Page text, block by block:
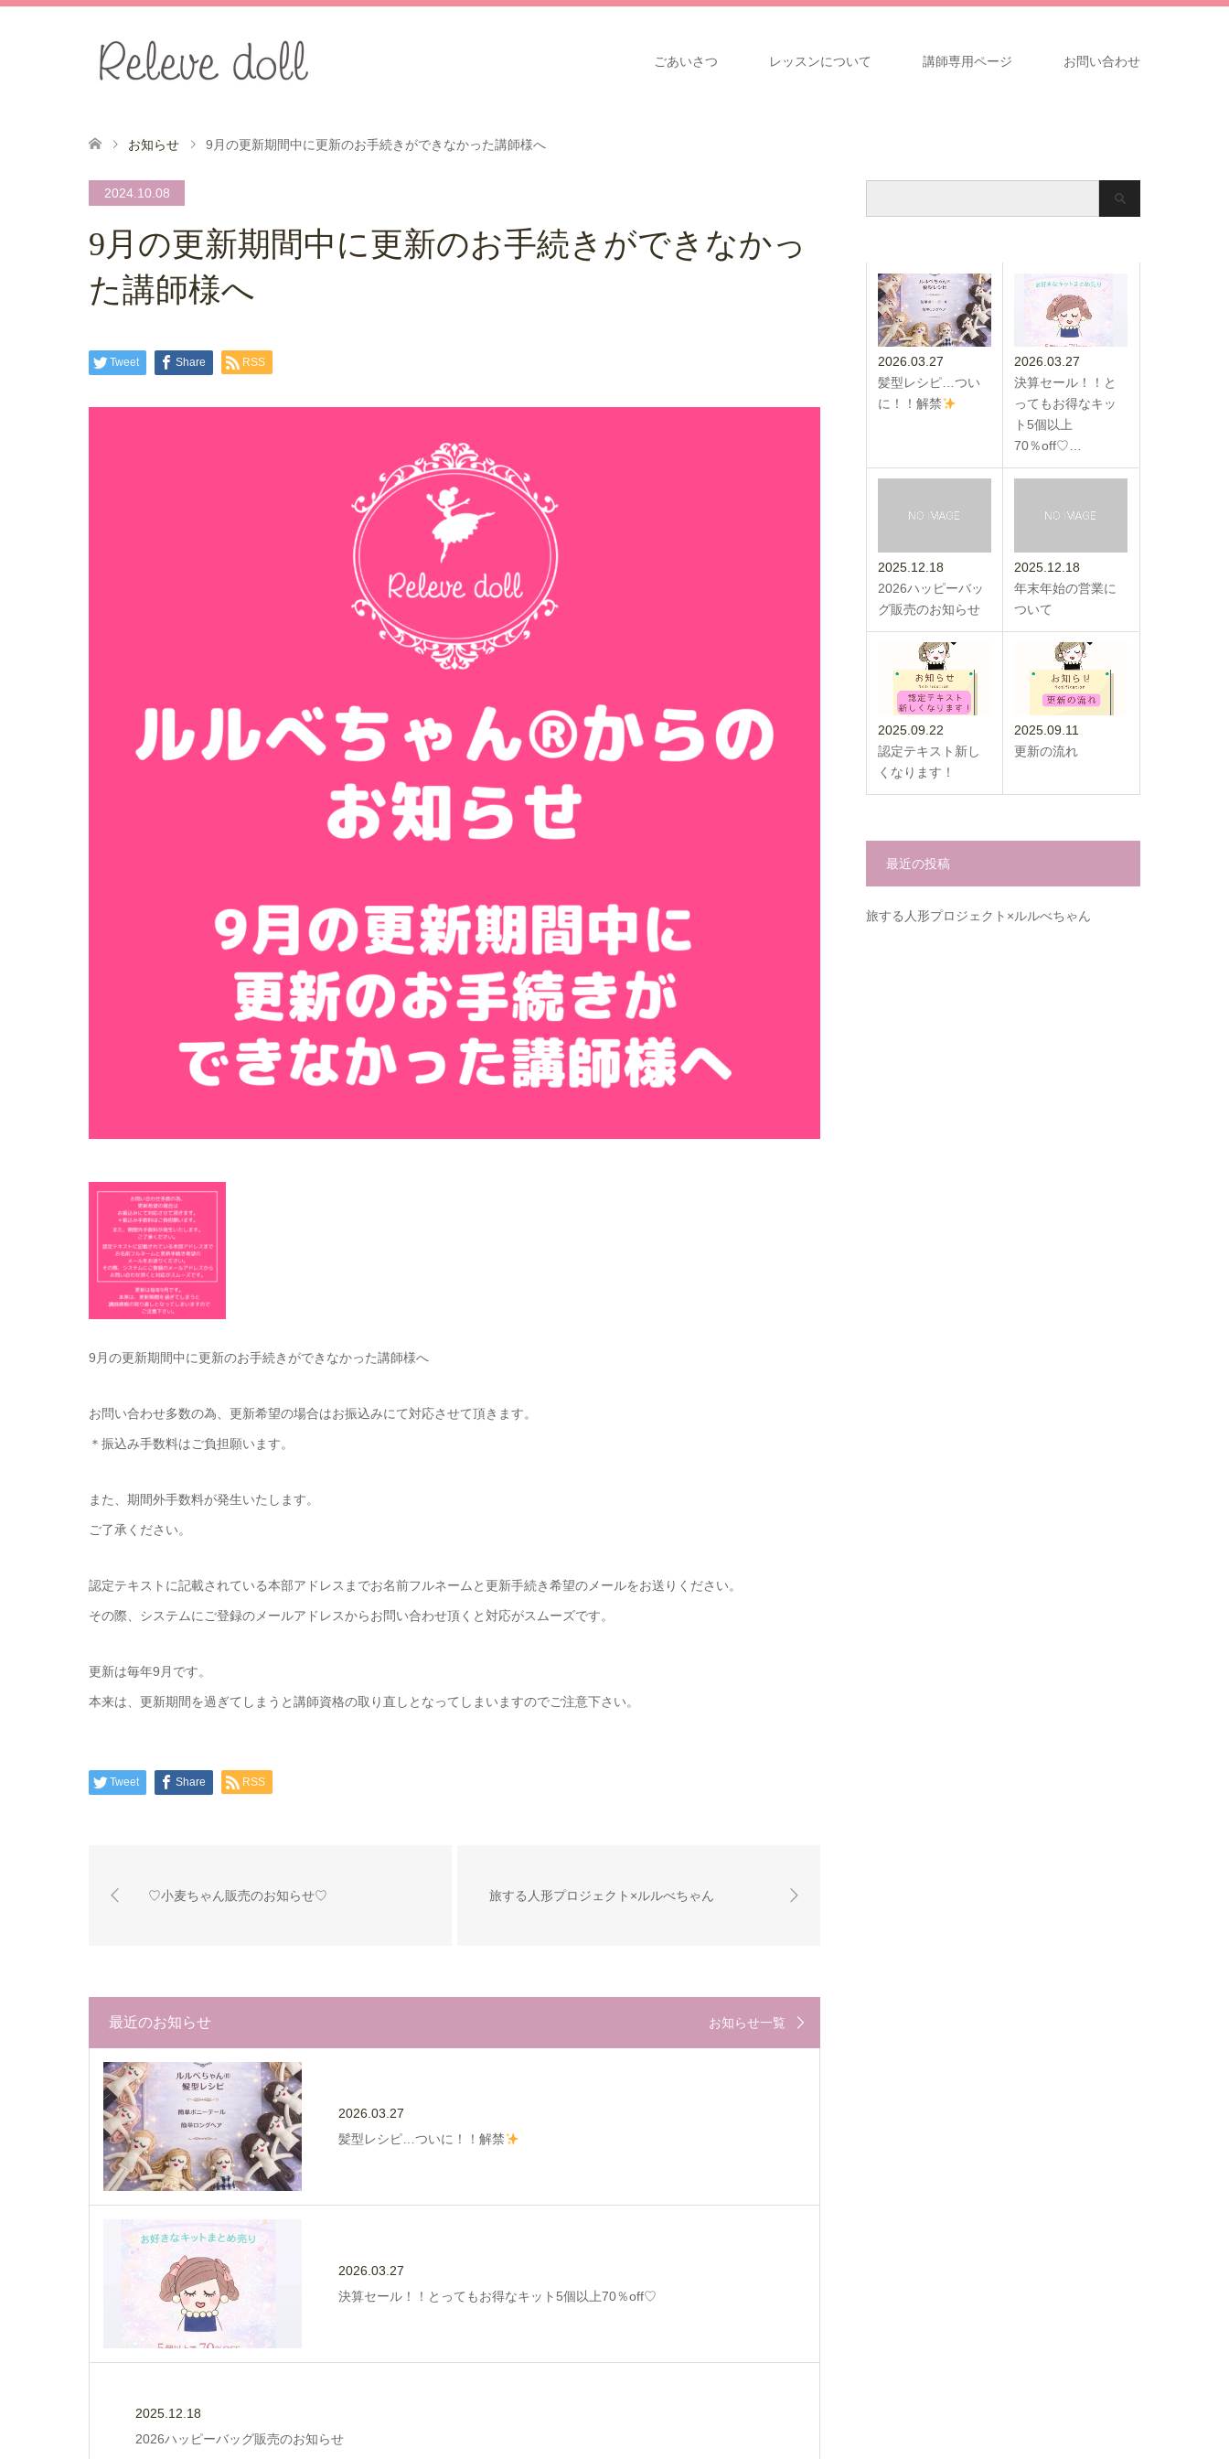
ごあいさつ レッスンについて 講師専用ページ お問い合わせ
お知らせ 9月の更新期間中に更新のお手続きができなかった講師様へ
2024.10.08
9月の更新期間中に更新のお手続きができなかっ
た講師様へ
Tweet Share RSS
9月の更新期間中に更新のお手続きができなかった講師様へ
お問い合わせ多数の為、更新希望の場合はお振込みにて対応させて頂きます。
＊振込み手数料はご負担願います。
また、期間外手数料が発生いたします。
ご了承ください。
認定テキストに記載されている本部アドレスまでお名前フルネームと更新手続き希望のメールをお送りください。
その際、システムにご登録のメールアドレスからお問い合わせ頂くと対応がスムーズです。
更新は毎年9月です。
本来は、更新期間を過ぎてしまうと講師資格の取り直しとなってしまいますのでご注意下さい。
Tweet Share RSS
♡小麦ちゃん販売のお知らせ♡ 旅する人形プロジェクト×ルルべちゃん
最近のお知らせ お知らせ一覧
2026.03.27
髪型レシピ…ついに！！解禁
2026.03.27
決算セール！！とってもお得なキット5個以上70％off♡
2025.12.18
2026ハッピーバッグ販売のお知らせ
2026.03.27
髪型レシピ…つい
に！！解禁
2026.03.27
決算セール！！と
ってもお得なキッ
ト5個以上
70％off♡…
2025.12.18
2026ハッピーバッ
グ販売のお知らせ
2025.12.18
年末年始の営業に
ついて
2025.09.22
認定テキスト新し
くなります！
2025.09.11
更新の流れ
最近の投稿
旅する人形プロジェクト×ルルべちゃん